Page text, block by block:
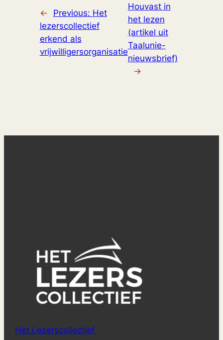
← Previous: Het
lezerscollectief
erkend als
vrijwilligersorganisatie
Houvast in
het lezen
(artikel uit
Taalunie-
nieuwsbrief)
→
Het Lezerscollectief